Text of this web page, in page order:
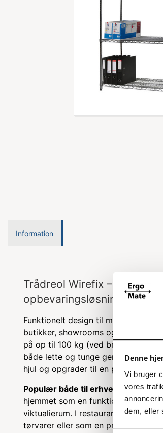
Denne
Vi bruger
vores
dem, eller
Information
Trådreol Wirefix –
opbevaringsløsning
Funktionelt design til mange formål
butikker, showrooms og
på op til 100 kg (ved brug af
både lette og tunge genstande.
hjul og opgrader til en pakkereol
Populær både til erhverv og i
hjemmet som en funktionel og
viktualierum. I restauranter og
tørvarer eller som en praktisk reol i